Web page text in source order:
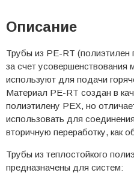
Описание
Трубы из PE-RT (полиэтилен
за счет усовершенствования
используют для подачи
Материал PE-RT создан в
полиэтилену PEX, но
использовать для
вторичную переработку, как
Трубы из теплостойкого
предназначены для систем: